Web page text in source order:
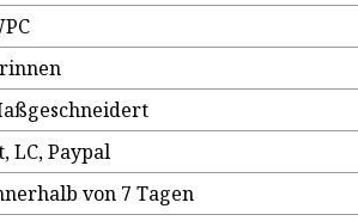
LC, Paypal
von 7 Tagen